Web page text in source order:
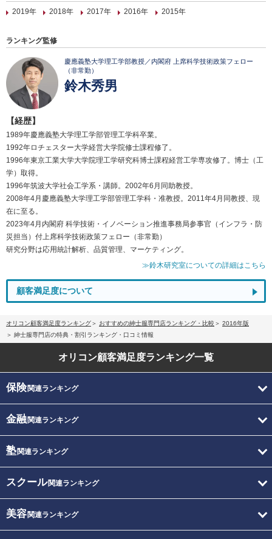
2019年
2018年 2017年 2016年 2015年
ランキング監修
慶應義塾大学理工学部教授／内閣府 上席科学技術政策フェロー
（非常勤）
鈴木秀男
【経歴】
1989年慶應義塾大学理工学部管理工学科卒業。
1992年ロチェスター大学経営大学院修士課程修了。
1996年東京工業大学大学院理工学研究科博士課程経営工学専攻修了。博士（工
学）取得。
1996年筑波大学社会工学系・講師。2002年6月同助教授。
2008年4月慶應義塾大学理工学部管理工学科・准教授。2011年4月同教授、現
在に至る。
2023年4月内閣府 科学技術・イノベーション推進事務局参事官（インフラ・防
災担当）付上席科学技術政策フェロー（非常勤）
研究分野は応用統計解析、品質管理、マーケティング。
≫鈴木研究室についての詳細はこちら
顧客満足度について
オリコン顧客満足度ランキング おすすめの紳士服専門店ランキング・比較
2016年版
紳士服専門店の特典・割引ランキング・口コミ情報
オリコン顧客満足度ランキング一覧
保険関連ランキング
金融関連ランキング
塾関連ランキング
スクール関連ランキング
美容関連ランキング